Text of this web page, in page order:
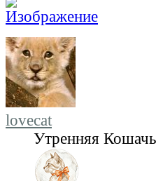
lovecat
Утренняя